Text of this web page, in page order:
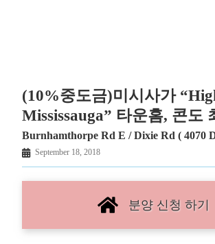
(10%중도금)미시사가
Mississauga” 타운홈, 콘도
Burnhamthorpe Rd E / Dixie Rd ( 4070
September 18, 2018
분양 신청 하기